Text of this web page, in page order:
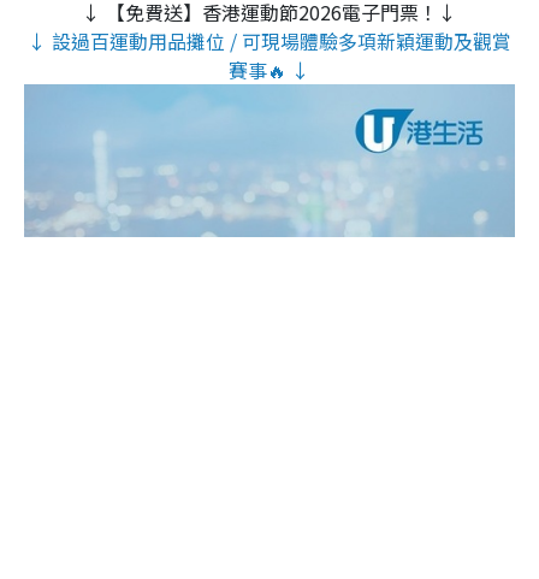
↓ 【免費送】香港運動節2026電子門票！↓
↓ 設過百運動用品攤位 / 可現場體驗多項新穎運動及觀賞
賽事🔥 ↓